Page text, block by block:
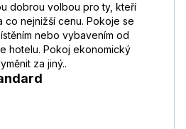
dobrou volbou pro ty, kteří
co nejnižší cenu. Pokoje se
nebo vybavením od
hotelu. Pokoj ekonomický
za jiný..